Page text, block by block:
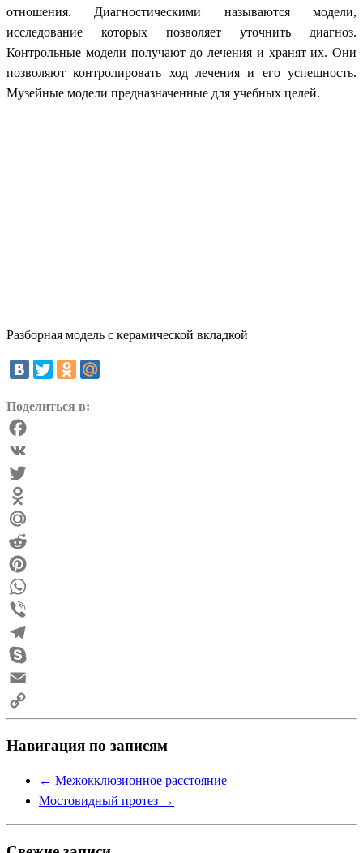
отношения. Диагностическими называются модели,
исследование которых позволяет уточнить диагноз.
Контрольные модели получают до лечения и хранят их. Они
позволяют контролировать ход лечения и его успешность.
Музейные модели предназначенные для учебных целей.
Разборная модель с керамической вкладкой
Поделиться в:
Facebook
VK
Twitter
Odnoklassniki
Mail.Ru
Reddit
Pinterest
WhatsApp
Viber
Telegram
Skype
Email
Copy
Link
Навигация по записям
← Межокклюзионное расстояние
Мостовидный протез →